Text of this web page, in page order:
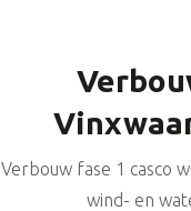
Verbouw fase 1 casco
wind- en